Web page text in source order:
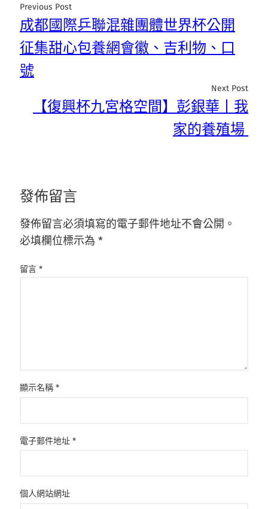
Previous Post
成都國際乒聯混雜團體世界杯公開
征集甜心包養網會徽、吉利物、口
號
Next Post
【復興杯九宮格空間】彭銀華丨我
家的養殖場
發佈留言
發佈留言必須填寫的電子郵件地址不會公開。
必填欄位標示為 *
留言 *
顯示名稱 *
電子郵件地址 *
個人網站網址